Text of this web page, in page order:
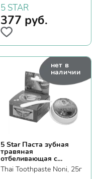
5 STAR
377 руб.
нет в
наличии
5 Star Паста зубная
травяная
отбеливающая с
экстрактом нони
Thai Toothpaste Noni, 25г